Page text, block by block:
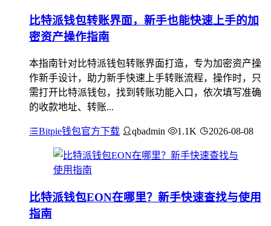
比特派钱包转账界面，新手也能快速上手的加
密资产操作指南
本指南针对比特派钱包转账界面打造，专为加密资产操
作新手设计，助力新手快速上手转账流程，操作时，只
需打开比特派钱包，找到转账功能入口，依次填写准确
的收款地址、转账...
Bitpie钱包官方下载 qbadmin 1.1K 2026-08-08
比特派钱包EON在哪里？新手快速查找与使用
指南